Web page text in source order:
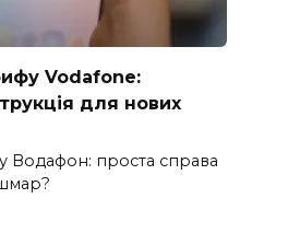
Vodafone:
для нових
Водафон: проста справа